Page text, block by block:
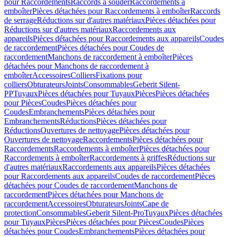
pour RaccordementsRaccords à souderRaccordements à
emboîterPièces détachées pour Raccordements à emboîterRaccords
de serrageRéductions sur d'autres matériauxPièces détachées pour
Réductions sur d'autres matériauxRaccordements aux
appareilsPièces détachées pour Raccordements aux appareilsCoudes
de raccordementPièces détachées pour Coudes de
raccordementManchons de raccordement à emboîterPièces
détachées pour Manchons de raccordement à
emboîterAccessoiresColliersFixations pour
colliersObturateursJointsConsommablesGeberit Silent-
PPTuyauxPièces détachées pour TuyauxPiècesPièces détachées
pour PiècesCoudesPièces détachées pour
CoudesEmbranchementsPièces détachées pour
EmbranchementsRéductionsPièces détachées pour
RéductionsOuvertures de nettoyagePièces détachées pour
Ouvertures de nettoyageRaccordementsPièces détachées pour
RaccordementsRaccordements à emboîterPièces détachées pour
Raccordements à emboîterRaccordements à griffesRéductions sur
d'autres matériauxRaccordements aux appareilsPièces détachées
pour Raccordements aux appareilsCoudes de raccordementPièces
détachées pour Coudes de raccordementManchons de
raccordementPièces détachées pour Manchons de
raccordementAccessoiresObturateursJointsCape de
protectionConsommablesGeberit Silent-ProTuyauxPièces détachées
pour TuyauxPiècesPièces détachées pour PiècesCoudesPièces
détachées pour CoudesEmbranchementsPièces détachées pour